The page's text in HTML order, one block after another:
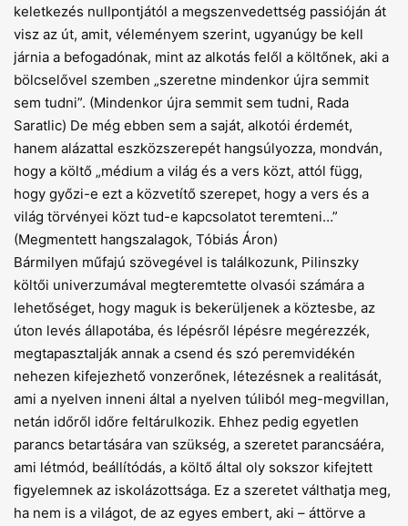
keletkezés nullpontjától a megszenvedettség passióján át
visz az út, amit, véleményem szerint, ugyanúgy be kell
járnia a befogadónak, mint az alkotás felől a költőnek, aki a
bölcselővel szemben „szeretne mindenkor újra semmit
sem tudni”. (Mindenkor újra semmit sem tudni, Rada
Saratlic) De még ebben sem a saját, alkotói érdemét,
hanem alázattal eszközszerepét hangsúlyozza, mondván,
hogy a költő „médium a világ és a vers közt, attól függ,
hogy győzi-e ezt a közvetítő szerepet, hogy a vers és a
világ törvényei közt tud-e kapcsolatot teremteni…”
(Megmentett hangszalagok, Tóbiás Áron)
Bármilyen műfajú szövegével is találkozunk, Pilinszky
költői univerzumával megteremtette olvasói számára a
lehetőséget, hogy maguk is bekerüljenek a köztesbe, az
úton levés állapotába, és lépésről lépésre megérezzék,
megtapasztalják annak a csend és szó peremvidékén
nehezen kifejezhető vonzerőnek, létezésnek a realitását,
ami a nyelven inneni által a nyelven túliból meg-megvillan,
netán időről időre feltárulkozik. Ehhez pedig egyetlen
parancs betartására van szükség, a szeretet parancsáéra,
ami létmód, beállítódás, a költő által oly sokszor kifejtett
figyelemnek az iskolázottsága. Ez a szeretet válthatja meg,
ha nem is a világot, de az egyes embert, aki – áttörve a